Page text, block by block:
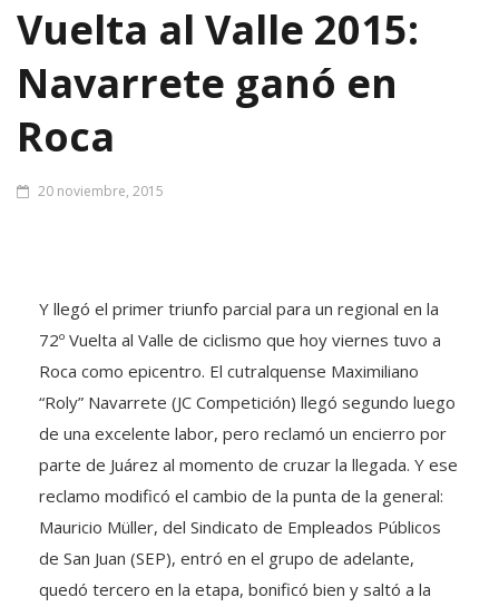
Vuelta al Valle 2015:
Navarrete ganó en
Roca
20 noviembre, 2015
Y llegó el primer triunfo parcial para un regional en la
72º Vuelta al Valle de ciclismo que hoy viernes tuvo a
Roca como epicentro. El cutralquense Maximiliano
“Roly” Navarrete (JC Competición) llegó segundo luego
de una excelente labor, pero reclamó un encierro por
parte de Juárez al momento de cruzar la llegada. Y ese
reclamo modificó el cambio de la punta de la general:
Mauricio Müller, del Sindicato de Empleados Públicos
de San Juan (SEP), entró en el grupo de adelante,
quedó tercero en la etapa, bonificó bien y saltó a la